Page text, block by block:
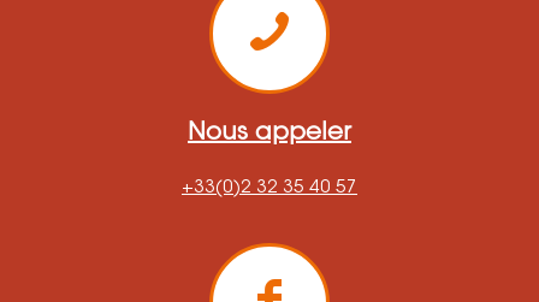
Nous appeler
+33(0)2 32 35 40 57